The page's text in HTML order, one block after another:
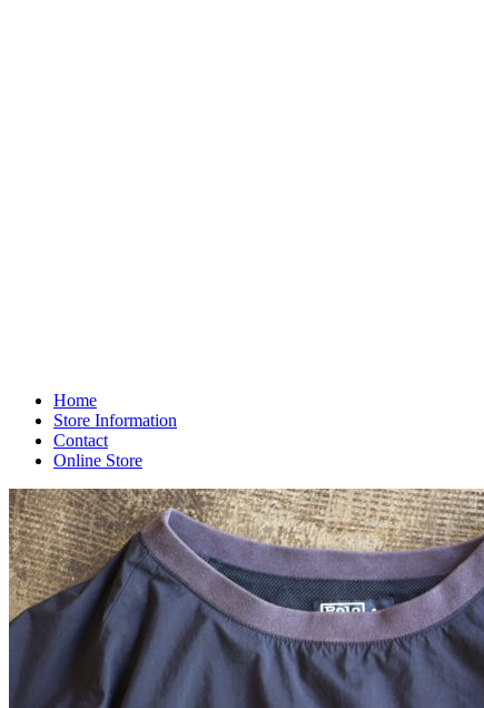
Home
Store Information
Contact
Online Store